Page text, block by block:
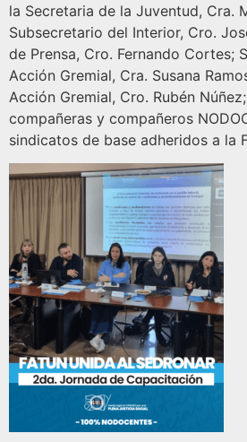
la Secretaria de la Juventud, Cra.
Subsecretario del Interior, Cro.
de Prensa, Cro. Fernando Cortes;
Acción Gremial, Cra. Susana
Acción Gremial, Cro. Rubén
compañeras y compañeros
sindicatos de base adheridos a la